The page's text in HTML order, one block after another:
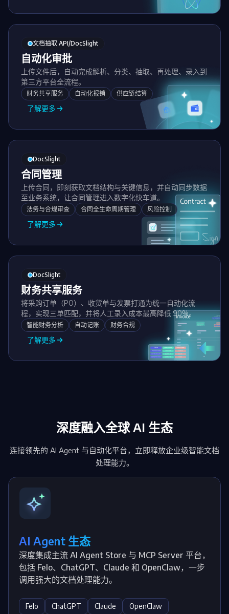
文档抽取 API/DocSlight
自动化审批
上传文件后，自动完成解析、分类、抽取、再处理、录入到
第三方平台全流程。
财务共享服务 自动化报销 供应链结算
了解更多
DocSlight
合同管理
上传合同，即刻获取文档结构与关键信息，并自动同步数据
至业务系统，让合同管理进入数字化快车道。
法务与合规审查 合同全生命周期管理 风险控制
了解更多
DocSlight
财务共享服务
将采购订单（PO）、收货单与发票打通为统一自动化流
程，实现三单匹配，并将人工录入成本最高降低 90%。
智能财务分析 自动记账 财务合规
了解更多
深度融入全球 AI 生态
连接领先的 AI Agent 与自动化平台，立即释放企业级智能文档
处理能力。
AI Agent 生态
深度集成主流 AI Agent Store 与 MCP Server 平台，
包括 Felo、ChatGPT、Claude 和 OpenClaw，一步
调用强大的文档处理能力。
Felo ChatGPT Claude OpenClaw